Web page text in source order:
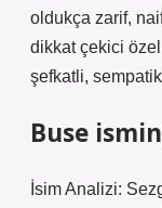
oldukça zarif,
dikkat çekici
şefkatli,
Buse
İsim Analizi: